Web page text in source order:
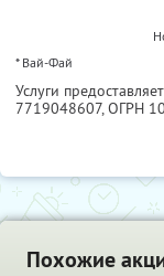
* Вай-Фай
Услуги
7719048607, ОГРН
Похожие